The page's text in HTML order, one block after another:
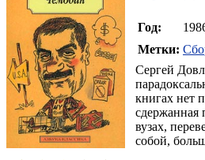
Год:
Метки:
Сергей
книгах нет
сдержанная
вузах,
собой,